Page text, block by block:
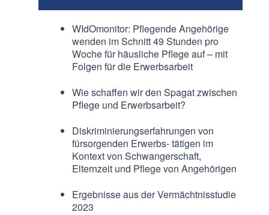
WIdOmonitor: Pflegende Angehörige
wenden im Schnitt 49 Stunden pro
Woche für häusliche Pflege auf – mit
Folgen für die Erwerbsarbeit
Wie schaffen wir den Spagat zwischen
Pflege und Erwerbsarbeit?
Diskriminierungserfahrungen von
fürsorgenden Erwerbs- tätigen im
Kontext von Schwangerschaft,
Elternzeit und Pflege von Angehörigen
Ergebnisse aus der Vermächtnisstudie
2023